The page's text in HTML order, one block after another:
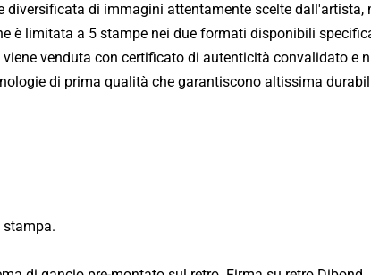
- Riflessi
- Monroe Clinic (2013)
diversificata di immagini attentamente scelte
è limitata a 5 stampe nei due formati disponibili
venduta con certificato di autenticità convalidato e
di prima qualità che garantiscono altissima
stampa.